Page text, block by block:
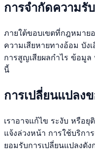
การจำกัดความรั
ภายใต้ขอบเขตที่กฎหมาย
ความเสียหายทางอ้อม บัง
การสูญเสียผลกำไร ข้อมูล
นี้
การเปลี่ยนแปลง
เราอาจแก้ไข ระงับ หรือยุ
แจ้งล่วงหน้า การใช้บริก
ยอมรับการเปลี่ยนแปลงดัง